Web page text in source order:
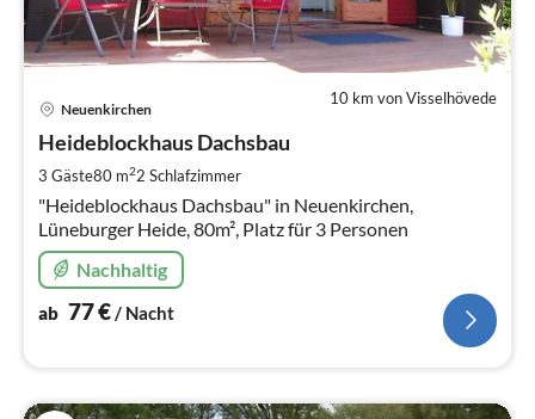
10 km von Visselhövede
Neuenkirchen
Heideblockhaus Dachsbau
3 Gäste80 m22 Schlafzimmer
"Heideblockhaus Dachsbau" in Neuenkirchen,
Lüneburger Heide, 80m², Platz für 3 Personen
Nachhaltig
ab 77€ / Nacht